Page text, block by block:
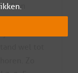
van. Na
van der